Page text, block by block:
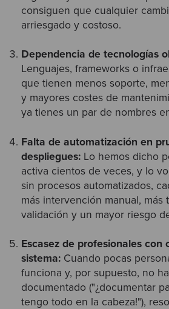
consiguen que cualquier
arriesgado y costoso.
Dependencia de tecnologías
Lenguajes, frameworks o
que tienen menos soporte,
y mayores costes de
ya tienes un par de nombres
Falta de automatización en
despliegues: Lo hemos dicho
activa cientos de veces, y lo
sin procesos automatizados,
más intervención manual, más
validación y un mayor riesgo
Escasez de profesionales con
sistema: Cuando pocas
funciona y, por supuesto, no
documentado ("¿documentar
tengo todo en la cabeza!"),